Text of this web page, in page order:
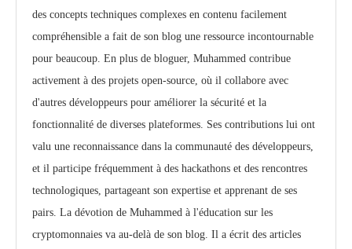
des concepts techniques complexes en contenu facilement
compréhensible a fait de son blog une ressource incontournable
pour beaucoup. En plus de bloguer, Muhammed contribue
activement à des projets open-source, où il collabore avec
d'autres développeurs pour améliorer la sécurité et la
fonctionnalité de diverses plateformes. Ses contributions lui ont
valu une reconnaissance dans la communauté des développeurs,
et il participe fréquemment à des hackathons et des rencontres
technologiques, partageant son expertise et apprenant de ses
pairs. La dévotion de Muhammed à l'éducation sur les
cryptomonnaies va au-delà de son blog. Il a écrit des articles